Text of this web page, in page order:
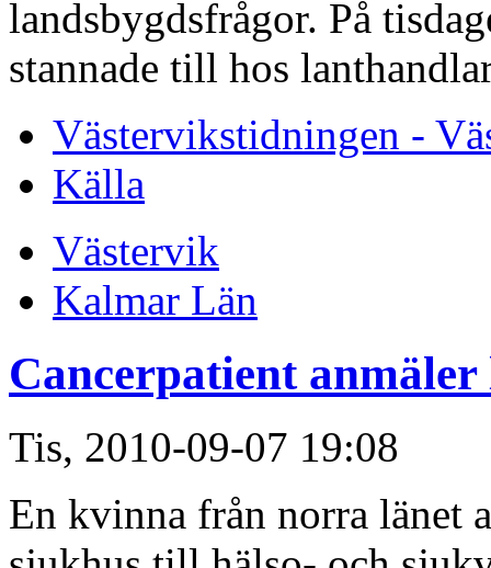
landsbygdsfrågor. På
stannade till hos
Västervikstidningen -
Källa
Västervik
Kalmar Län
Cancerpatient
Tis, 2010-09-07 19:08
En kvinna från norra länet